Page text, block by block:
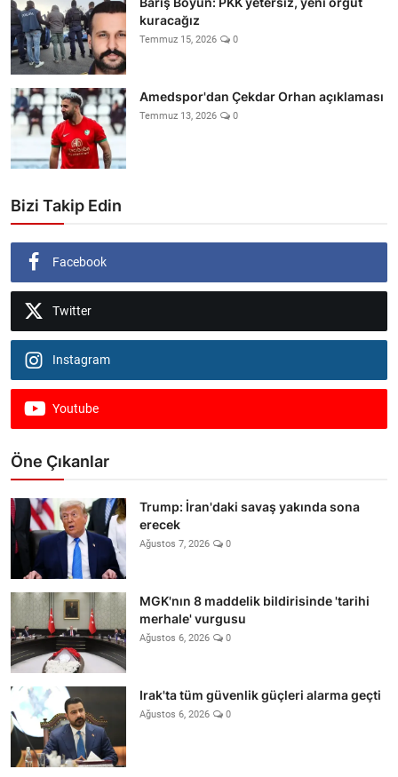
kuracağız
Temmuz 15, 2026 0
Amedspor'dan Çekdar Orhan açıklaması
Temmuz 13, 2026 0
Bizi Takip Edin
Facebook
Twitter
Instagram
Youtube
Öne Çıkanlar
Trump: İran'daki savaş yakında sona
erecek
Ağustos 7, 2026 0
MGK'nın 8 maddelik bildirisinde 'tarihi
merhale' vurgusu
Ağustos 6, 2026 0
Irak'ta tüm güvenlik güçleri alarma geçti
Ağustos 6, 2026 0